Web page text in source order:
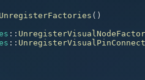
UnregisterFactories ( )
::
::